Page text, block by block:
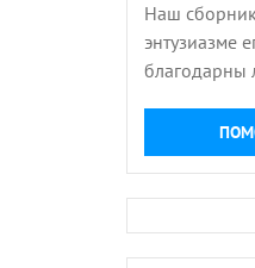
Наш
энтузиазме